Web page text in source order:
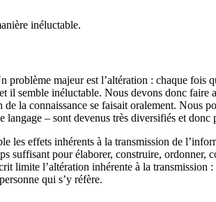
inéluctable.
majeur est l’altération : chaque fois
semble inéluctable. Nous devons donc faire
la connaissance se faisait oralement. Nous
– sont devenus très diversifiés et
les effets inhérents à la transmission de
suffisant pour élaborer, construire, ordonner,
limite l’altération inhérente à la
qui s’y réfère.